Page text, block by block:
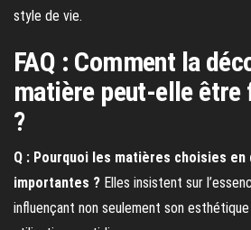
style de vie.
FAQ : Comment la
matière peut-elle être
?
Q : Pourquoi les matières choisies
importantes ? Elles insistent sur
influençant non seulement son